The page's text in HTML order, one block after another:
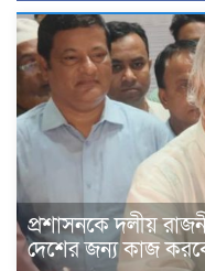
প্রশাসনকে দলীয়
দেশের জন্য কাজ